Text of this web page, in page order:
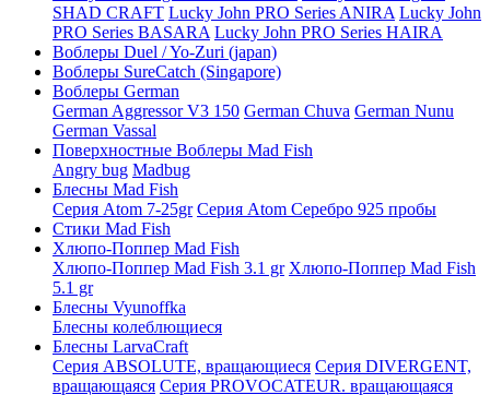
SHAD CRAFT Lucky John PRO Series ANIRA Lucky John
PRO Series BASARA Lucky John PRO Series HAIRA
Воблеры Duel / Yo-Zuri (japan)
Воблеры SureCatch (Singapore)
Воблеры German
German Aggressor V3 150 German Chuva German Nunu
German Vassal
Поверхностные Воблеры Mad Fish
Angry bug Madbug
Блесны Mad Fish
Серия Atom 7-25gr Серия Atom Серебро 925 пробы
Стики Mad Fish
Хлюпо-Поппер Mad Fish
Хлюпо-Поппер Mad Fish 3.1 gr Хлюпо-Поппер Mad Fish
5.1 gr
Блесны Vyunoffka
Блесны колеблющиеся
Блесны LarvaCraft
Серия ABSOLUTE, вращающиеся Серия DIVERGENT,
вращающаяся Серия PROVOCATEUR. вращающаяся